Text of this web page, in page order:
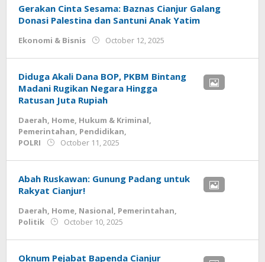
Gerakan Cinta Sesama: Baznas Cianjur Galang
Donasi Palestina dan Santuni Anak Yatim
Ekonomi & Bisnis October 12, 2025
Diduga Akali Dana BOP, PKBM Bintang
Madani Rugikan Negara Hingga
Ratusan Juta Rupiah
Daerah, Home, Hukum & Kriminal,
Pemerintahan, Pendidikan,
POLRI
October 11, 2025
Abah Ruskawan: Gunung Padang untuk
Rakyat Cianjur!
Daerah, Home, Nasional, Pemerintahan,
Politik
October 10, 2025
Oknum Pejabat Bapenda Cianjur